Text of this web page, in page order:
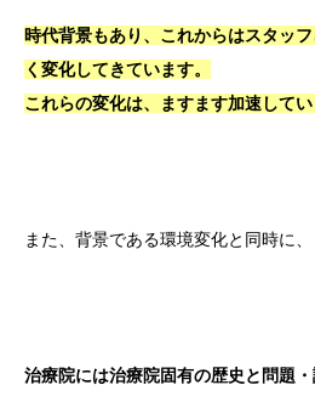
時代背景もあり、これからはスタッ
く変化してきています。
これらの変化は、ますます加速してい
また、背景である環境変化と同時に、
治療院には治療院固有の歴史と問題・